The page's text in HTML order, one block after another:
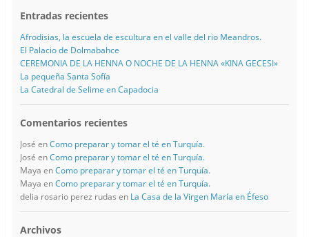
Entradas recientes
Afrodisias, la escuela de escultura en el valle del rio Meandros.
El Palacio de Dolmabahce
CEREMONIA DE LA HENNA O NOCHE DE LA HENNA «KINA GECESI»
La pequeña Santa Sofía
La Catedral de Selime en Capadocia
Comentarios recientes
José enComo preparar y tomar el té en Turquía.
José enComo preparar y tomar el té en Turquía.
Maya enComo preparar y tomar el té en Turquía.
Maya enComo preparar y tomar el té en Turquía.
delia rosario perez rudas en La Casa de la Virgen María en Éfeso
Archivos